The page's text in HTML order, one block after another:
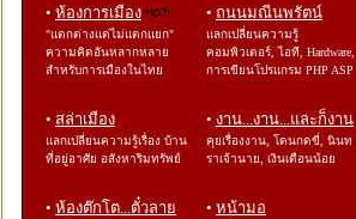
• ห้องการเมือง
"แตกต่างแต่ไม่แตกแยก"
ความคิดอันหลากหลาย
สำหรับการเมืองในไทย
• ถนนมณีนพรัตน์
แลกเปลี่ยนความรู้
คอมพิวเตอร์, ไอที, Hardware,
การเขียนโปรแกรม PHP ASP
• สล่าเมือง
แลกเปลี่ยนความรู้เรื่อง บ้าน
ที่อยู่อาศัย อสังหาริมทรัพย์
• งาน...งาน...และก็งาน
คุยเรื่องงาน, โดนกดขี่, นินท
ราเจ้านาย, เงินเดือนน้อย
• ห้องต๊กโต...ตั๋วลาย • หน้ามอ